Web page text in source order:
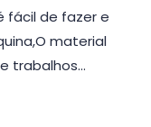
fácil de fazer e
material
trabalhos…